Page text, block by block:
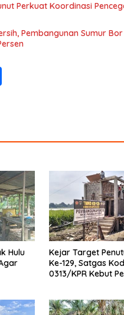
Perkuat Koordinasi
Pembangunan Sumur Bor
Hulu
Kejar Target
Ke-129, Satgas
0313/KPR Kebut